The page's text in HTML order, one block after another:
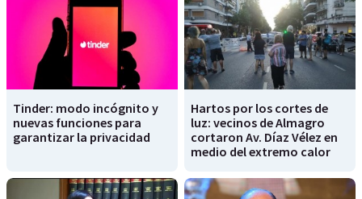
Tinder: modo incógnito y
nuevas funciones para
garantizar la privacidad
Hartos por los cortes de
luz: vecinos de Almagro
cortaron Av. Díaz Vélez en
medio del extremo calor